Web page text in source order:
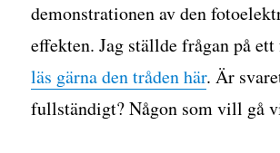
demonstrationen av den
effekten. Jag ställde frågan på
läs gärna den tråden här. Är
fullständigt? Någon som vill gå